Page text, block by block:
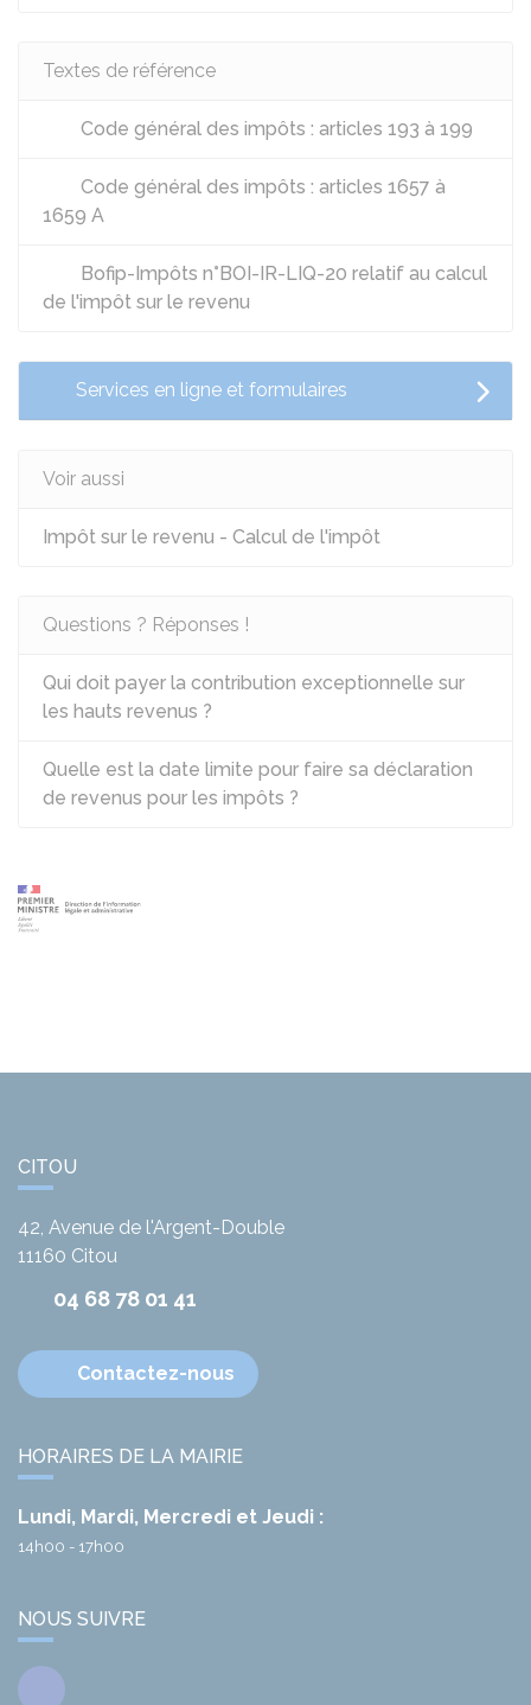
Textes de référence
Code général des impôts : articles 193 à 199
Code général des impôts : articles 1657 à
1659 A
Bofip-Impôts n°BOI-IR-LIQ-20 relatif au calcul
de l'impôt sur le revenu
Services en ligne et formulaires
Voir aussi
Impôt sur le revenu - Calcul de l'impôt
Questions ? Réponses !
Qui doit payer la contribution exceptionnelle sur
les hauts revenus ?
Quelle est la date limite pour faire sa déclaration
de revenus pour les impôts ?
CITOU
42, Avenue de l'Argent-Double
11160 Citou
04 68 78 01 41
Contactez-nous
HORAIRES DE LA MAIRIE
Lundi, Mardi, Mercredi et Jeudi :
14h00 - 17h00
NOUS SUIVRE